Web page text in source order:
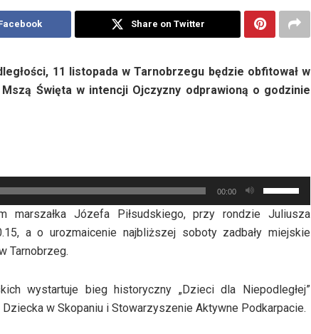
Share on Twitter
11 listopada w Tarnobrzegu będzie obfitował w
Święta w intencji Ojczyzny odprawioną o godzinie
00:00
strzałek
do
góry
dołu
aby
marszałka Józefa Piłsudskiego, przy rondzie Juliusza
a o urozmaicenie najbliższej soboty zadbały miejskie
Tarnobrzeg.
wystartuje bieg historyczny „Dzieci dla Niepodległej”
w Skopaniu i Stowarzyszenie Aktywne Podkarpacie.